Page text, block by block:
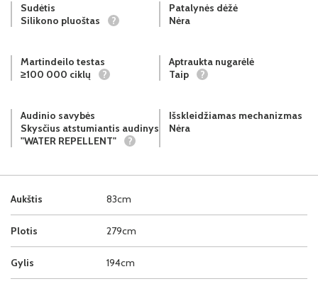
Aukštis 83cm
Plotis 279cm
Gylis 194cm
Sudėtis
Silikono pluoštas
?
Patalynės dėžė
Nėra
Martindeilo testas
≥100 000 ciklų
?
Aptraukta nugarėlė
Taip
?
Audinio savybės
Skysčius atstumiantis audinys
"WATER REPELLENT"
?
Išskleidžiamas mechanizmas
Nėra